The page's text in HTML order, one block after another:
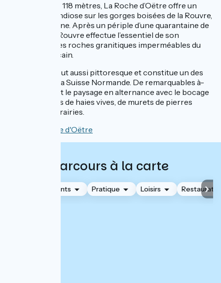
Du haut de ses 118 mètres, La Roche d’Oëtre offre un
panorama grandiose sur les gorges boisées de la Rouvre,
affluent de l’Orne. Après un périple d’une quarantaine de
kilomètres, la Rouvre effectue l’essentiel de son
parcours sur les roches granitiques imperméables du
Massif armoricain.
Sa vallée est tout aussi pittoresque et constitue un des
hauts lieux de la Suisse Normande. De remarquables à-
pics ponctuent le paysage en alternance avec le bocage
et ses cortèges de haies vives, de murets de pierres
sèches et de prairies.
Visiter la roche d'Oëtre
Parcours à la carte
Hébergements Pratique Loisirs